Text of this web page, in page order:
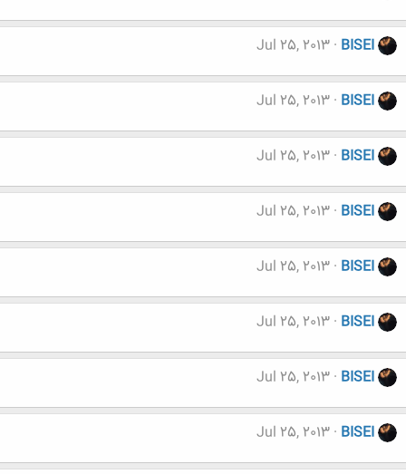
BISEI
Jul 25, 2013
BISEI
Jul 25, 2013
BISEI
Jul 25, 2013
BISEI
Jul 25, 2013
BISEI
Jul 25, 2013
BISEI
Jul 25, 2013
BISEI
Jul 25, 2013
BISEI
Jul 25, 2013